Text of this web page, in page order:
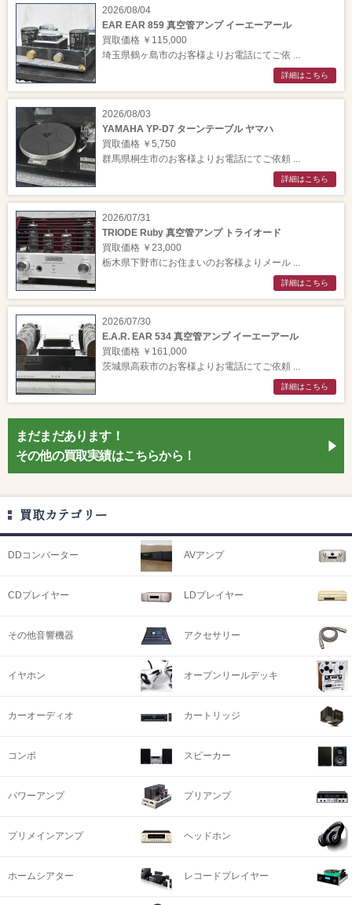
2026/08/04
EAR EAR 859 真空管アンプ イーエーアール
買取価格 ￥115,000
埼玉県鶴ヶ島市のお客様よりお電話にてご依 ...
詳細はこちら
2026/08/03
YAMAHA YP-D7 ターンテーブル ヤマハ
買取価格 ￥5,750
群馬県桐生市のお客様よりお電話にてご依頼 ...
詳細はこちら
2026/07/31
TRIODE Ruby 真空管アンプ トライオード
買取価格 ￥23,000
栃木県下野市にお住まいのお客様よりメール ...
詳細はこちら
2026/07/30
E.A.R. EAR 534 真空管アンプ イーエーアール
買取価格 ￥161,000
茨城県高萩市のお客様よりお電話にてご依頼 ...
詳細はこちら
まだまだあります！
その他の買取実績はこちらから！
買取カテゴリー
DDコンバーター AVアンプ
CDプレイヤー LDプレイヤー
その他音響機器 アクセサリー
イヤホン オープンリールデッキ
カーオーディオ カートリッジ
コンポ スピーカー
パワーアンプ プリアンプ
プリメインアンプ ヘッドホン
ホームシアター レコードプレイヤー